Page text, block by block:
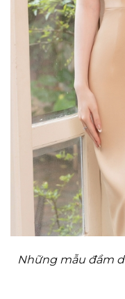
Những mẫu đầm